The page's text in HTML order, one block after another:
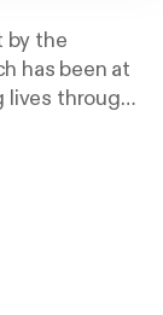
by the
has been at
lives through
and
enhance
device
evidence-
podcast